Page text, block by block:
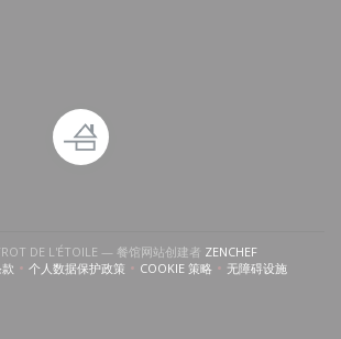
窗口中打开))
DE L'ÉTOILE — 餐馆网站创建者 ZENCHEF((在新窗口中打
开))
在新窗口中打开))
个人数据保护政策((在新窗口中打开))
COOKIE 策略((在新窗口中打开))
无障碍设施
((在新窗口中打